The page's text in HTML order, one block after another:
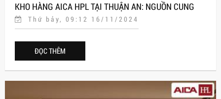
KHO HÀNG AICA HPL TẠI THUẬN AN: NGUỒN CUNG
CẤP ĐÁNG TIN CẬY CHO TẤM LAMINATE VÀ TẤM ỐP
Thứ bảy, 09:12 16/11/2024
ĐỌC THÊM